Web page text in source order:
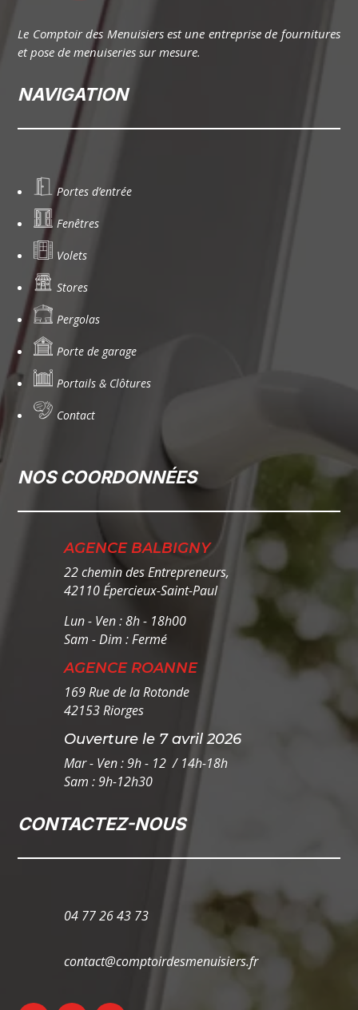
Le Comptoir des Menuisiers est une entreprise de fournitures
et pose de menuiseries sur mesure.
NAVIGATION
Portes d’entrée
Fenêtres
Volets
Stores
Pergolas
Porte de garage
Portails & Clôtures
Contact
NOS COORDONNÉES
AGENCE BALBIGNY
22 chemin des Entrepreneurs,
42110 Épercieux-Saint-Paul
Lun - Ven : 8h - 18h00
Sam - Dim : Fermé
AGENCE ROANNE
169 Rue de la Rotonde
42153 Riorges
Ouverture le 7 avril 2026
Mar - Ven : 9h - 12 / 14h-18h
Sam : 9h-12h30
CONTACTEZ-NOUS
04 77 26 43 73
contact@comptoirdesmenuisiers.fr